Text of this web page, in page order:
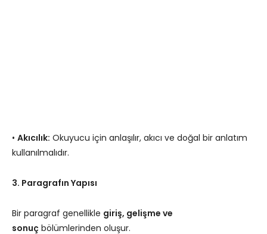
• Akıcılık: Okuyucu için anlaşılır, akıcı ve doğal bir anlatım
kullanılmalıdır.
3. Paragrafın Yapısı
Bir paragraf genellikle giriş, gelişme ve
sonuç bölümlerinden oluşur.